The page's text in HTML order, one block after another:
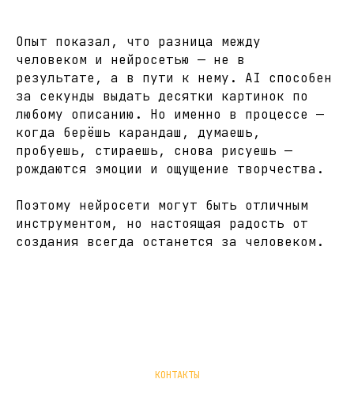
Опыт показал, что разница между
человеком и нейросетью — не в
результате, а в пути к нему. AI способен
за секунды выдать десятки картинок по
любому описанию. Но именно в процессе —
когда берёшь карандаш, думаешь,
пробуешь, стираешь, снова рисуешь —
рождаются эмоции и ощущение творчества.
Поэтому нейросети могут быть отличным
инструментом, но настоящая радость от
создания всегда останется за человеком.
КОНТАКТЫ